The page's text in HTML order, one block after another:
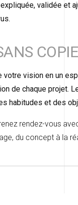
validée et
vision en un
de chaque projet.
habitudes et des
rendez-vous
du concept à la